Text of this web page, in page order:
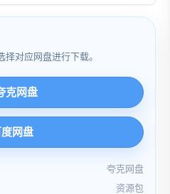
对应网盘进行下载。
克网盘
网盘
夸克网盘
资源包